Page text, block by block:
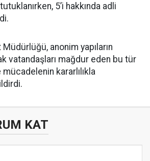
5’i hakkında adli
Müdürlüğü, anonim yapıların
vatandaşları mağdur eden bu tür
kararlılıkla
KAT